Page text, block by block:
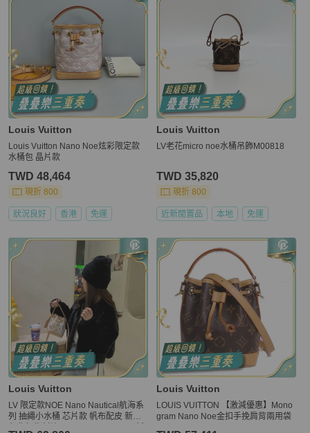
Louis Vuitton
Louis Vuitton Nano Noe炫彩限定款
水桶包 晶片款
TWD 48,464
現折 800
狀況良好 香港 免運
Louis Vuitton
LV老花micro noe水桶吊飾M00818
TWD 35,820
現折 800
近新閒置品 本地 免運
Louis Vuitton
LV 限定款NOE Nano Nautical航海系
列 抽繩小水桶 芯片款 帆布配皮 新配
Louis Vuitton
LOUIS VUITTON 【激減優惠】Mono
gram Nano Noe金扣手挽肩背兩用袋